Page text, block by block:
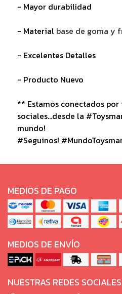
- Mayor durabilidad
- Material base de goma y
- Excelentes Detalles
- Producto Nuevo
** Estamos conectados por
sociales...desde la
mundo!
#Seguinos!
MEDIOS DE PAGO
MEDIOS DE ENVÍO
NUESTRAS REDES SOCIALES